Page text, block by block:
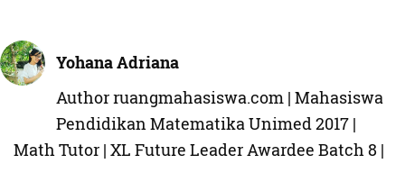
Yohana Adriana
Author ruangmahasiswa.com | Mahasiswa
Pendidikan Matematika Unimed 2017 |
Math Tutor | XL Future Leader Awardee Batch 8 |